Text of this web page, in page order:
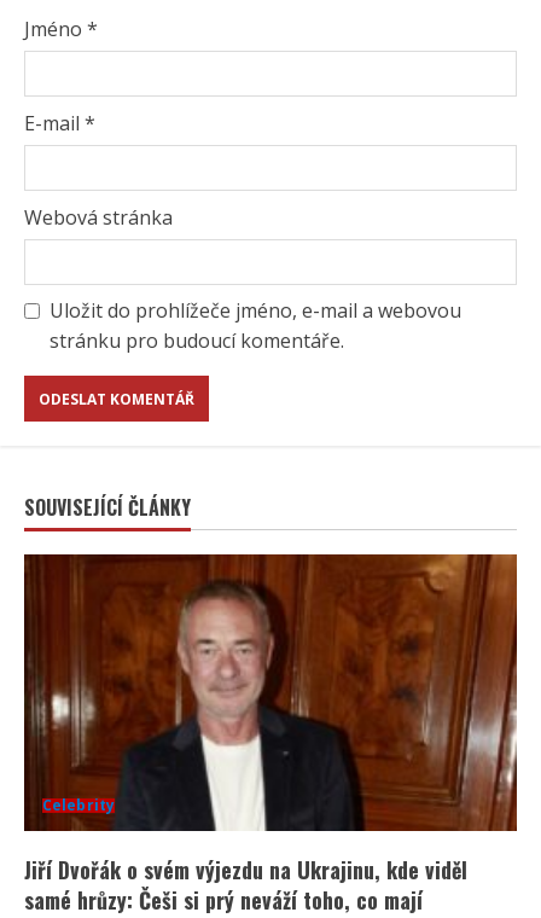
Jméno *
E-mail *
Webová stránka
Uložit do prohlížeče jméno, e-mail a webovou
stránku pro budoucí komentáře.
SOUVISEJÍCÍ ČLÁNKY
Celebrity
Jiří Dvořák o svém výjezdu na Ukrajinu, kde viděl
samé hrůzy: Češi si prý neváží toho, co mají